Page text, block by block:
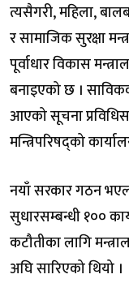
त्यसैगरी, महिला,
र सामाजिक सुरक्षा
पूर्वाधार विकास
बनाइएको छ ।
आएको सूचना
मन्त्रिपरिषद्को
नयाँ सरकार गठन
सुधारसम्बन्धी १००
कटौतीका लागि
अघि सारिएको थियो ।